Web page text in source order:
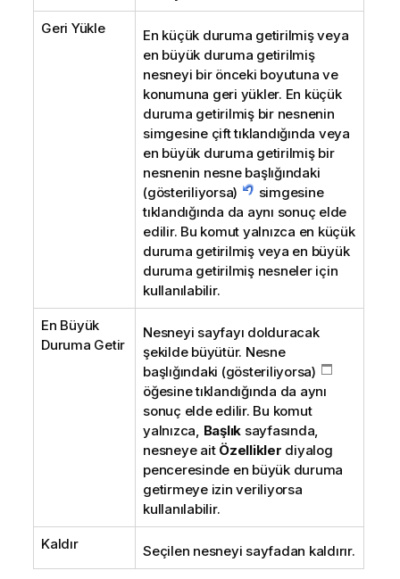
Geri Yükle
En küçük duruma getirilmiş veya
en büyük duruma getirilmiş
nesneyi bir önceki boyutuna ve
konumuna geri yükler. En küçük
duruma getirilmiş bir nesnenin
simgesine çift tıklandığında veya
en büyük duruma getirilmiş bir
nesnenin nesne başlığındaki
(gösteriliyorsa)
simgesine
tıklandığında da aynı sonuç elde
edilir. Bu komut yalnızca en küçük
duruma getirilmiş veya en büyük
duruma getirilmiş nesneler için
kullanılabilir.
En Büyük
Duruma Getir
Nesneyi sayfayı dolduracak
şekilde büyütür. Nesne
başlığındaki (gösteriliyorsa)
öğesine tıklandığında da aynı
sonuç elde edilir. Bu komut
yalnızca, Başlık sayfasında,
nesneye ait Özellikler diyalog
penceresinde en büyük duruma
getirmeye izin veriliyorsa
kullanılabilir.
Kaldır Seçilen nesneyi sayfadan kaldırır.